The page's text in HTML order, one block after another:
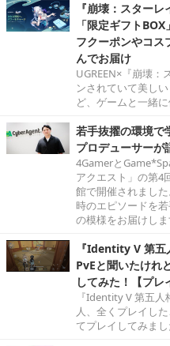
『崩壊：スター
「限定ギフト
フクーポンやコス
んでお届け
UGREEN×『崩壊：
ンされていて美し
ど、ゲームと一緒
若手抜擢の環境
プロデューサーが
4Gamerと
アクエスト」の第4
館で開催されまし
時のエピソードを
の模様をお届けしま
『Identity V 第五
PvEと聞いたけれ
してみた！【プレ
『Identity V 第五
人、全くプレイし
てプレイしてみまし